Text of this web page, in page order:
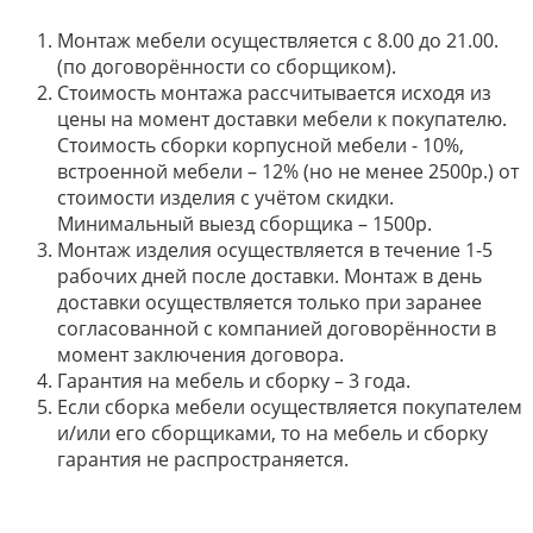
Монтаж мебели осуществляется с 8.00 до 21.00.
(по договорённости со сборщиком).
Стоимость монтажа рассчитывается исходя из
цены на момент доставки мебели к покупателю.
Стоимость сборки корпусной мебели - 10%,
встроенной мебели – 12% (но не менее 2500р.) от
стоимости изделия с учётом скидки.
Минимальный выезд сборщика – 1500р.
Монтаж изделия осуществляется в течение 1-5
рабочих дней после доставки. Монтаж в день
доставки осуществляется только при заранее
согласованной с компанией договорённости в
момент заключения договора.
Гарантия на мебель и сборку – 3 года.
Если сборка мебели осуществляется покупателем
и/или его сборщиками, то на мебель и сборку
гарантия не распространяется.